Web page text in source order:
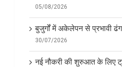
05/08/2026
बुजुर्गों में अकेलेपन से प्रभावी
30/07/2026
नई नौकरी की शुरुआत के लिए